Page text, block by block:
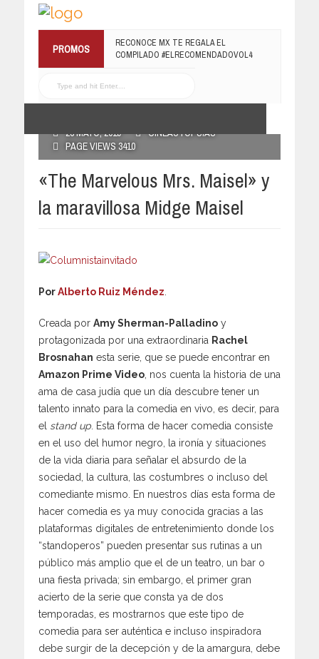
PROMOS
¡TE INVITAMOS A LA PREMIERE DE
LUCHANDO CON MI FAMILIA!
RECONOCE MX TE REGALA EL
COMPILADO #ELRECOMENDADOVOL4
23 MAYO, 2019
CINEAUTOPSIAS
PAGE VIEWS 3410
«The Marvelous Mrs. Maisel» y
la maravillosa Midge Maisel
PorAlberto Ruiz Méndez
Creada por Amy Sherman-Palladino y
protagonizada por una extraordinaria Rachel
Brosnahan esta serie, que se puede encontrar en
Amazon Prime Video , nos cuenta la historia de una
ama de casa judía que un día descubre tener un
talento innato para la comedia en vivo, es decir, para
el stand up . Esta forma de hacer comedia consiste
en el uso del humor negro, la ironía y situaciones
de la vida diaria para señalar el absurdo de la
sociedad, la cultura, las costumbres o incluso del
comediante mismo. En nuestros días esta forma de
hacer comedia es ya muy conocida gracias a las
plataformas digitales de entretenimiento donde los
“standoperos” pueden presentar sus rutinas a un
público más amplio que el de un teatro, un bar o
una fiesta privada; sin embargo, el primer gran
acierto de la serie que consta ya de dos
temporadas, es mostrarnos que este tipo de
comedia para ser auténtica e incluso inspiradora
debe surgir de la decepción y de la amargura, debe